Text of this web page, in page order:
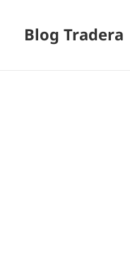
Blog Tradera